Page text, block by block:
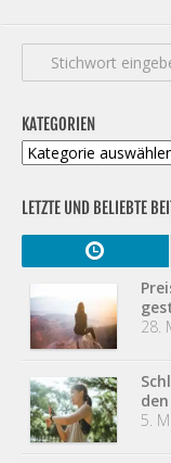
KATEGORIEN
Kategorien
LETZTE UND BELIEBTE
28.
5.